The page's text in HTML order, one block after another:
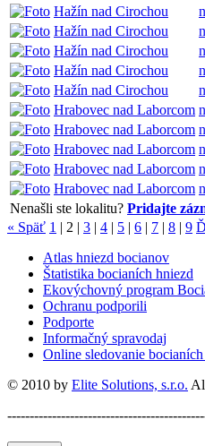
Hažín nad Cirochou
Hažín nad Cirochou
Hažín nad Cirochou
Hažín nad Cirochou
Hažín nad Cirochou
Hrabovec nad Laborcom
Hrabovec nad Laborcom
Hrabovec nad Laborcom
Hrabovec nad Laborcom
Hrabovec nad Laborcom
Nenašli ste lokalitu? Pridajte
« Späť 1 | 2 | 3 | 4 | 5 | 6 | 7 | 8 | 9
Atlas hniezd bocianov
Štatistika bocianích hniezd
Ekovýchovný program
Ochranu podporili
Podporte
Informačný spravodaj
Online sledovanie
© 2010 by Elite Solutions, s.r.o.